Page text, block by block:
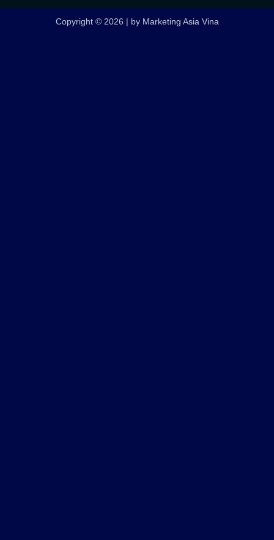
Copyright © 2026 | by Marketing Asia Vina